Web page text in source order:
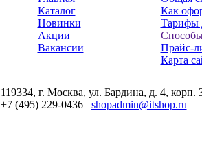
Каталог
Новинки
Акции
Вакансии
Как
Тарифы
Прайс-
Карта
119334, г. Москва, ул. Бардина, д. 4, корп.
+7 (495) 229-0436 shopadmin@itshop.ru